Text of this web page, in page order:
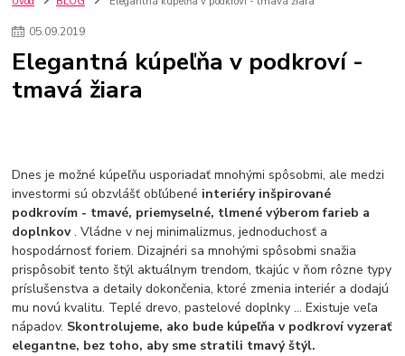
kuchynské drezy sety
kúpelňové batérie
vodovodné batérie do kúpelne kuchynske
drez
bidetové batérie
vaňové batérie
Zápustné umývadlá
sprchový záves
vodovodná batéria
čierna kúpelňová batéria
vaňa retro
voľne stojaca vaňa
retro kúpeľne
Nákup tovaru pre firmy bez DPH
Bez DPH
Ako znížiť náklady
Ako znížiť náklady na firmu
szco nakup bez dph
szco nakup bez dph nakupovanie na firmu bez dph
nákup bez dph v eu ň
05.09.2019
Elegantná kúpeľňa v podkroví -
tmavá žiara
Dnes je možné kúpeľňu usporiadať mnohými spôsobmi, ale medzi
investormi sú obzvlášť obľúbené interiéry inšpirované
podkrovím - tmavé, priemyselné, tlmené výberom farieb a
doplnkov. Vládne v nej minimalizmus, jednoduchosť a
hospodárnosť foriem. Dizajnéri sa mnohými spôsobmi snažia
prispôsobiť tento štýl aktuálnym trendom, tkajúc v ňom rôzne typy
príslušenstva a detaily dokončenia, ktoré zmenia interiér a dodajú
mu novú kvalitu. Teplé drevo, pastelové doplnky ... Existuje veľa
nápadov. Skontrolujeme, ako bude kúpeľňa v podkroví vyzerať
elegantne, bez toho, aby sme stratili tmavý štýl.